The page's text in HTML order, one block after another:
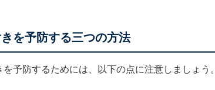
を予防する三つの方法
を予防するためには、以下の点に注意しましょう。